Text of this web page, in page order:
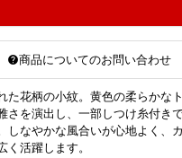
商品についてのお問い合わせ
た花柄の小紋。黄色の柔らかな
さを演出し、一部しつけ糸付き
しなやかな風合いが心地よく、
く活躍します。